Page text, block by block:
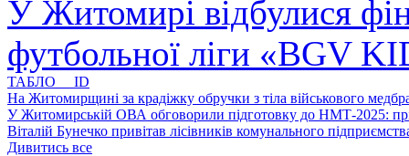
У Житомирі відбулися
футбольної ліги «BGV
ТАБЛО ID
На Житомирщині за крадіжку обручки з тіла військового
У Житомирській ОВА обговорили підготовку до НМТ-2025:
Віталій Бунечко привітав лісівників комунального
Дивитись все